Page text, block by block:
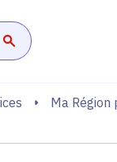
Lancer la
Ma Région